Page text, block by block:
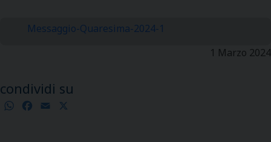
Messaggio-Quaresima-2024-1
1 Marzo 2024
condividi su
WhatsApp
Facebook
Email